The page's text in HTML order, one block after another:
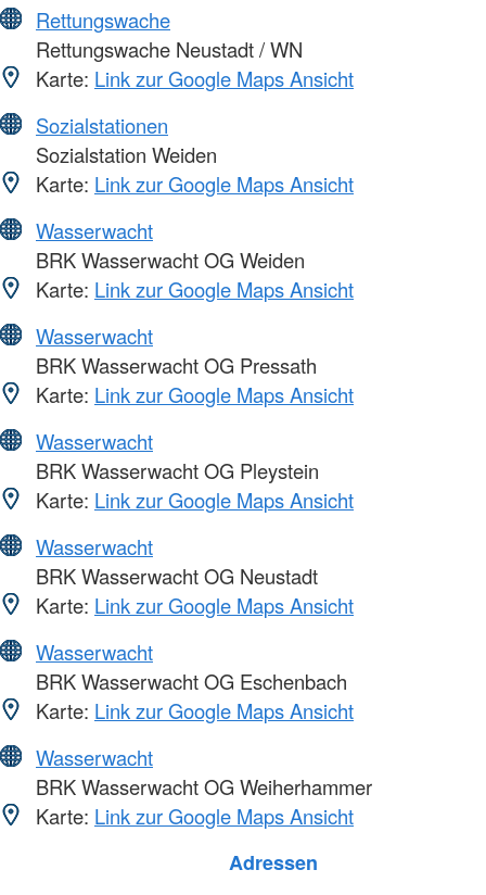
Rettungswache
Rettungswache Neustadt / WN
Karte: Link zur Google Maps Ansicht
Sozialstationen
Sozialstation Weiden
Karte: Link zur Google Maps Ansicht
Wasserwacht
BRK Wasserwacht OG Weiden
Karte: Link zur Google Maps Ansicht
Wasserwacht
BRK Wasserwacht OG Pressath
Karte: Link zur Google Maps Ansicht
Wasserwacht
BRK Wasserwacht OG Pleystein
Karte: Link zur Google Maps Ansicht
Wasserwacht
BRK Wasserwacht OG Neustadt
Karte: Link zur Google Maps Ansicht
Wasserwacht
BRK Wasserwacht OG Eschenbach
Karte: Link zur Google Maps Ansicht
Wasserwacht
BRK Wasserwacht OG Weiherhammer
Karte: Link zur Google Maps Ansicht
Adressen